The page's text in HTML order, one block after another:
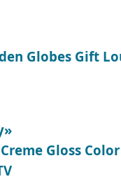
Globes Gift
Gloss